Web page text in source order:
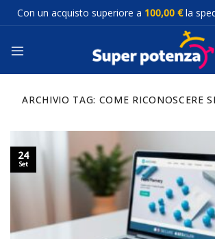
SaltaCon un acquisto superiore a 100,00 €la
ARCHIVIO TAG: COME RICONOSCERE
24
Set